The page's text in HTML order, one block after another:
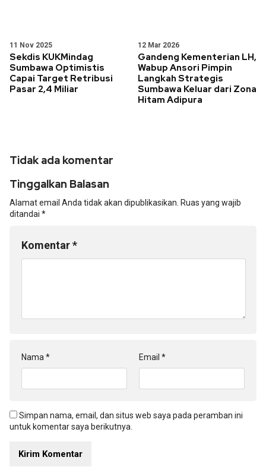
11 Nov 2025
Sekdis KUKMindag
Sumbawa Optimistis
Capai Target Retribusi
Pasar 2,4 Miliar
12 Mar 2026
Gandeng Kementerian LH,
Wabup Ansori Pimpin
Langkah Strategis
Sumbawa Keluar dari Zona
Hitam Adipura
Tidak ada komentar
Tinggalkan Balasan
Alamat email Anda tidak akan dipublikasikan. Ruas yang wajib
ditandai *
Komentar*
Nama * Email *
Simpan nama, email, dan situs web saya pada peramban ini
untuk komentar saya berikutnya.